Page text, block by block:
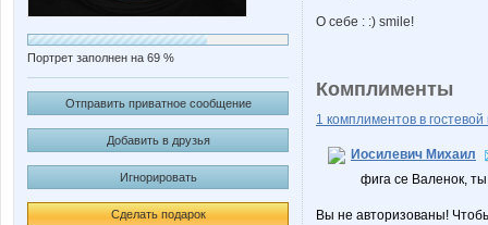
Портрет заполнен на 69 %
Отправить приватное сообщение
Добавить в друзья
Игнорировать
Сделать подарок
О себе : :) smile!
Комплименты
1 комплиментов в гостевой
Иосилевич Михаил
фига се Валенок,
Вы не авторизованы!